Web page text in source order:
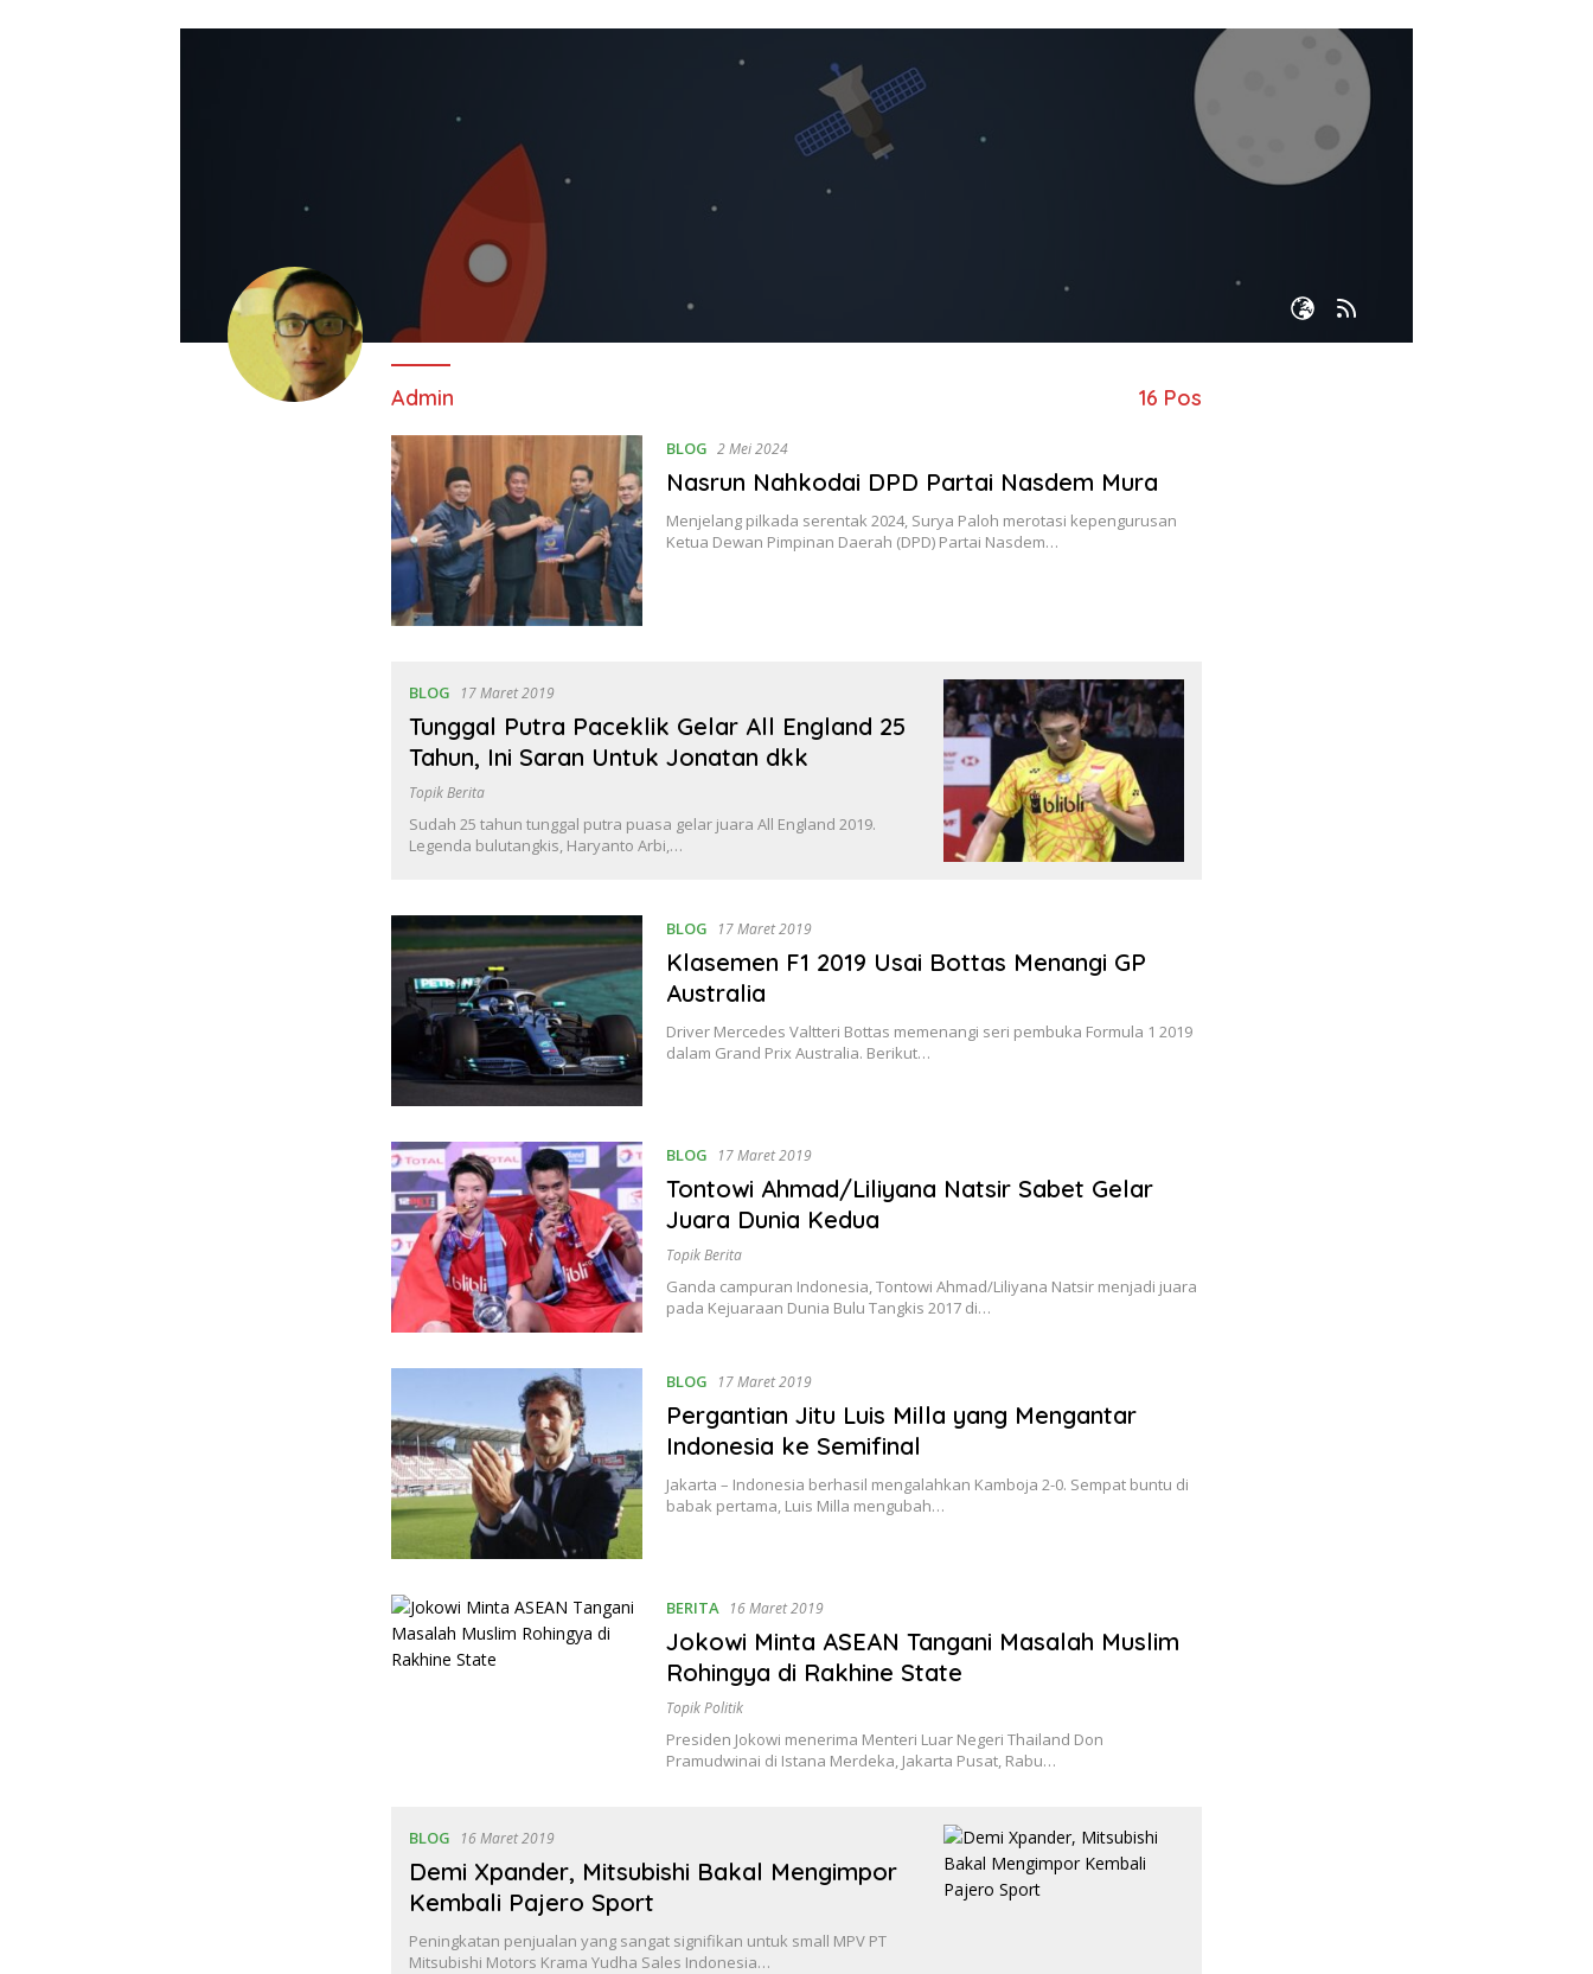
Admin 16 Pos
BLOG 2 Mei 2024
Nasrun Nahkodai DPD Partai Nasdem Mura
Menjelang pilkada serentak 2024, Surya Paloh merotasi kepengurusan
Ketua Dewan Pimpinan Daerah (DPD) Partai Nasdem…
BLOG 17 Maret 2019
Tunggal Putra Paceklik Gelar All England 25
Tahun, Ini Saran Untuk Jonatan dkk
Topik Berita
Sudah 25 tahun tunggal putra puasa gelar juara All England 2019.
Legenda bulutangkis, Haryanto Arbi,…
BLOG 17 Maret 2019
Klasemen F1 2019 Usai Bottas Menangi GP
Australia
Driver Mercedes Valtteri Bottas memenangi seri pembuka Formula 1 2019
dalam Grand Prix Australia. Berikut…
BLOG 17 Maret 2019
Tontowi Ahmad/Liliyana Natsir Sabet Gelar
Juara Dunia Kedua
Topik Berita
Ganda campuran Indonesia, Tontowi Ahmad/Liliyana Natsir menjadi juara
pada Kejuaraan Dunia Bulu Tangkis 2017 di…
BLOG 17 Maret 2019
Pergantian Jitu Luis Milla yang Mengantar
Indonesia ke Semifinal
Jakarta – Indonesia berhasil mengalahkan Kamboja 2-0. Sempat buntu di
babak pertama, Luis Milla mengubah…
BERITA 16 Maret 2019
Jokowi Minta ASEAN Tangani Masalah Muslim
Rohingya di Rakhine State
Topik Politik
Presiden Jokowi menerima Menteri Luar Negeri Thailand Don
Pramudwinai di Istana Merdeka, Jakarta Pusat, Rabu…
BLOG 16 Maret 2019
Demi Xpander, Mitsubishi Bakal Mengimpor
Kembali Pajero Sport
Peningkatan penjualan yang sangat signifikan untuk small MPV PT
Mitsubishi Motors Krama Yudha Sales Indonesia…